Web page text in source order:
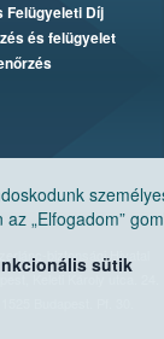
„Elfogadom”
sütik
Felügyeleti Díj
és felügyelet
biztonsági Hivatal